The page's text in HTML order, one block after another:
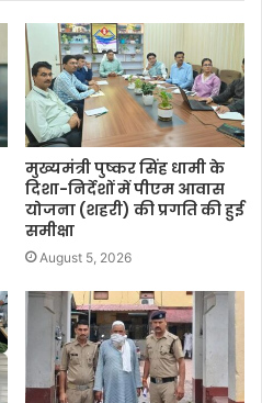
मुख्यमंत्री पुष्कर सिंह धामी के
दिशा-निर्देशों में पीएम आवास
योजना (शहरी) की प्रगति की हुई
समीक्षा
August 5, 2026